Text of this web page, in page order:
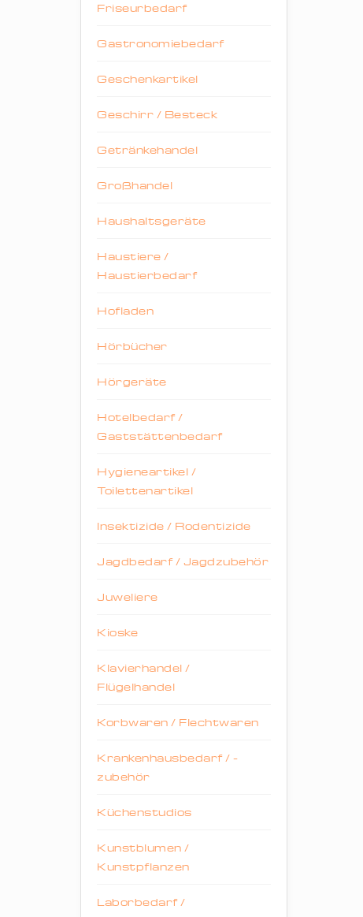
Friseurbedarf
Gastronomiebedarf
Geschenkartikel
Geschirr / Besteck
Getränkehandel
Großhandel
Haushaltsgeräte
Haustiere /
Haustierbedarf
Hofladen
Hörbücher
Hörgeräte
Hotelbedarf /
Gaststättenbedarf
Hygieneartikel /
Toilettenartikel
Insektizide / Rodentizide
Jagdbedarf / Jagdzubehör
Juweliere
Kioske
Klavierhandel /
Flügelhandel
Korbwaren / Flechtwaren
Krankenhausbedarf / -
zubehör
Küchenstudios
Kunstblumen /
Kunstpflanzen
Laborbedarf /